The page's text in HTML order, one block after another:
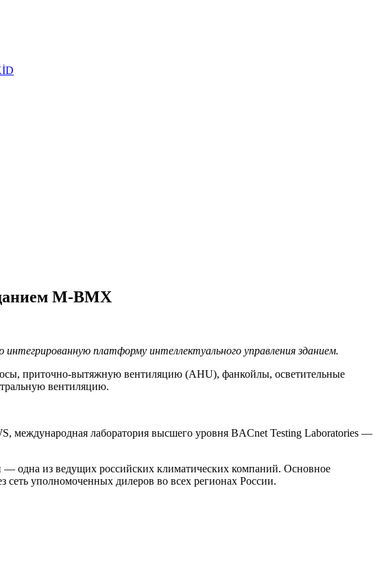
M-BMX
платформу интеллектуального управления зданием.
приточно-вытяжную вентиляцию (AHU), фанкойлы, осветительные
вентиляцию.
международная лаборатория высшего уровня BACnet Testing Laboratories —
одна из ведущих российских климатических компаний. Основное
уполномоченных дилеров во всех регионах России.